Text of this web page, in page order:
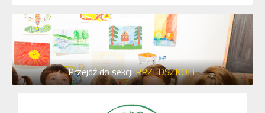
Przejdź do sekcjiPRZEDSZKOLE